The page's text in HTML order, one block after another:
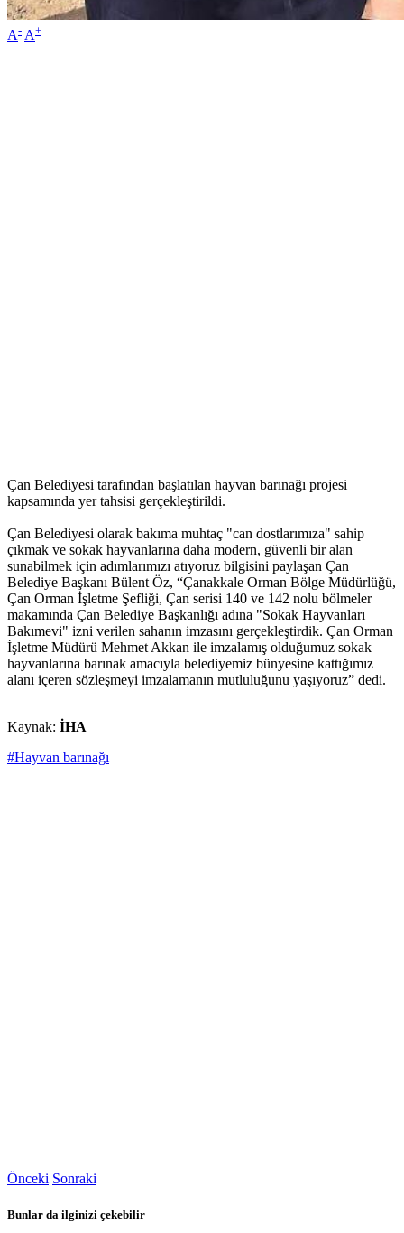
A- A+
Çan Belediyesi tarafından başlatılan hayvan barınağı projesi
kapsamında yer tahsisi gerçekleştirildi.
Çan Belediyesi olarak bakıma muhtaç "can dostlarımıza" sahip
çıkmak ve sokak hayvanlarına daha modern, güvenli bir alan
sunabilmek için adımlarımızı atıyoruz bilgisini paylaşan Çan
Belediye Başkanı Bülent Öz, “Çanakkale Orman Bölge Müdürlüğü,
Çan Orman İşletme Şefliği, Çan serisi 140 ve 142 nolu bölmeler
makamında Çan Belediye Başkanlığı adına "Sokak Hayvanları
Bakımevi" izni verilen sahanın imzasını gerçekleştirdik. Çan Orman
İşletme Müdürü Mehmet Akkan ile imzalamış olduğumuz sokak
hayvanlarına barınak amacıyla belediyemiz bünyesine kattığımız
alanı içeren sözleşmeyi imzalamanın mutluluğunu yaşıyoruz” dedi.
Kaynak: İHA
#Hayvan barınağı
Önceki Sonraki
Bunlar da ilginizi çekebilir